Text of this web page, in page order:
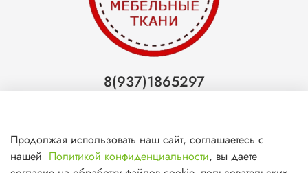
8(937)1865297
Самара (ТЦ МегаМебель)
Продолжая использовать наш сайт, соглашаетесь с
нашей Политикой конфиденциальности, вы даете